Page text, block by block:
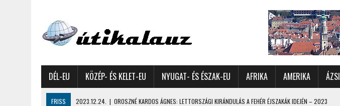
DÉL-EU KÖZÉP- ÉS KELET-EU NYUGAT- ÉS ÉSZAK-EU AFRIKA AMERIKA
FRISS 2023.12.24. | OROSZNÉ KARDOS ÁGNES: LETTORSZÁGI KIRÁNDULÁS A FEHÉR ÉJSZAKÁK IDEJÉN – 2023